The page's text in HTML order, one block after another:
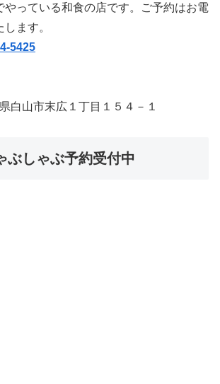
やっている和食の店です。ご予約はお電
ます。
5425
白山市末広１丁目１５４－１
ぶしゃぶ予約受付中